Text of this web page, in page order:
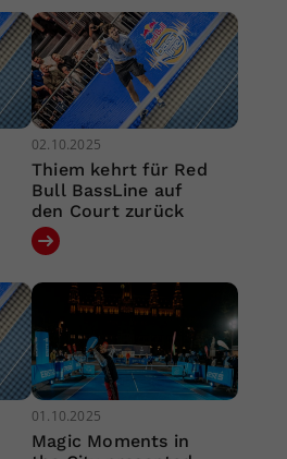
02.10.2025
Thiem kehrt für Red
Bull BassLine auf
den Court zurück
01.10.2025
Magic Moments in